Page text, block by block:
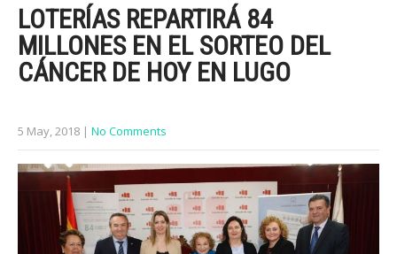
LOTERÍAS REPARTIRÁ 84
MILLONES EN EL SORTEO DEL
CÁNCER DE HOY EN LUGO
5 May, 2018 | No Comments